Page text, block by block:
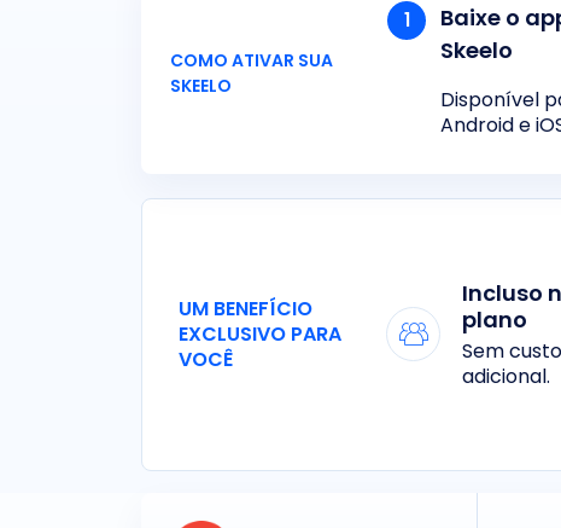
COMO ATIVAR SUA
SKEELO
1
Baixe o
Skeelo
Disponível
Android e
UM BENEFÍCIO
EXCLUSIVO PARA
VOCÊ
Incluso
plano
Sem custo
adicional.